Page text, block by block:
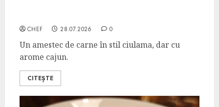
CHEF 28.07.2026 0
Un amestec de carne în stil ciulama, dar cu
arome cajun.
CITEȘTE